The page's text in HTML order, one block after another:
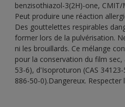
benzisothiazol-3(2H)-one,
Peut produire une réaction
Des gouttelettes respirables
former lors de la pulvérisation.
ni les brouillards. Ce mélange
pour la conservation du film sec,
53-6), d'Isoproturon (CAS
886-50-0).Dangereux.